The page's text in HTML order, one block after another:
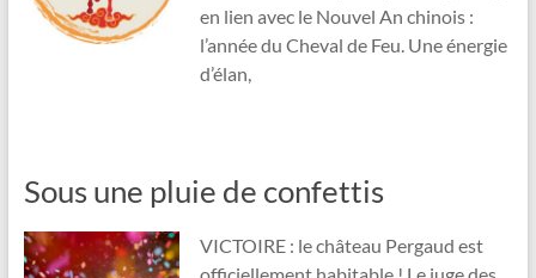
en lien avec le Nouvel An chinois :
l’année du Cheval de Feu. Une énergie
d’élan,
Sous une pluie de confettis
VICTOIRE : le château Pergaud est